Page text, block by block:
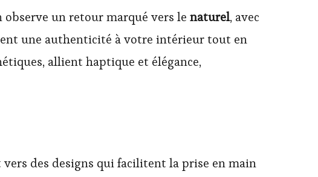
un retour marqué vers le naturel, avec
une authenticité à votre intérieur tout en
allient haptique et élégance,
des designs qui facilitent la prise en main